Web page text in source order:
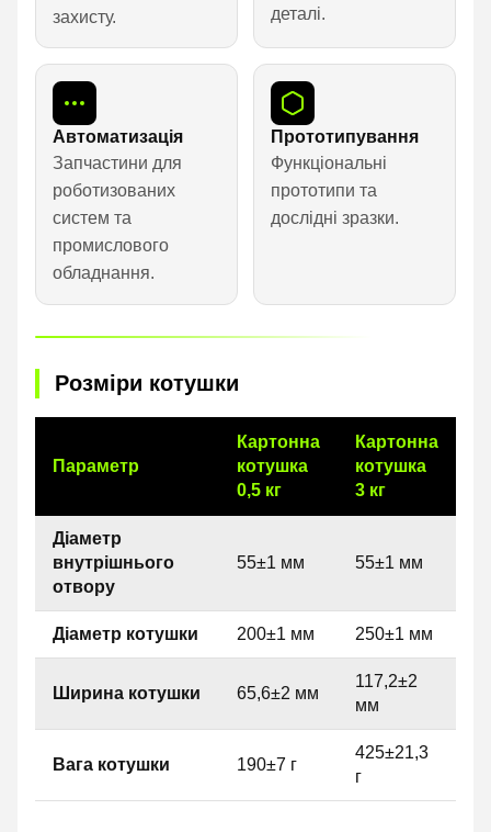
захисту.
деталі.
Автоматизація
Запчастини для
роботизованих
систем та
промислового
обладнання.
Прототипування
Функціональні
прототипи та
дослідні зразки.
Розміри котушки
Параметр
Картонна
котушка
0,5 кг
Картонна
котушка
3 кг
Діаметр
внутрішнього
отвору
55±1 мм 55±1 мм
Діаметр котушки 200±1 мм 250±1 мм
Ширина котушки 65,6±2 мм
117,2±2
мм
Вага котушки 190±7 г
425±21,3
г